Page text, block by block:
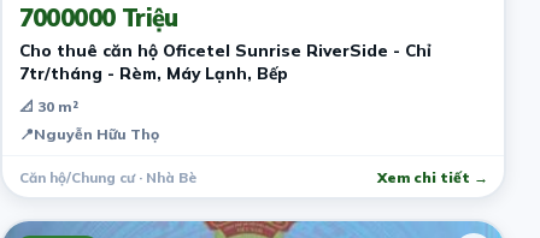
7000000 Triệu
Cho thuê căn hộ Oficetel Sunrise RiverSide - Chỉ
7tr/tháng - Rèm, Máy Lạnh, Bếp
📐 30 m²
📍Nguyễn Hữu Thọ
Căn hộ/Chung cư · Nhà Bè Xem chi tiết →